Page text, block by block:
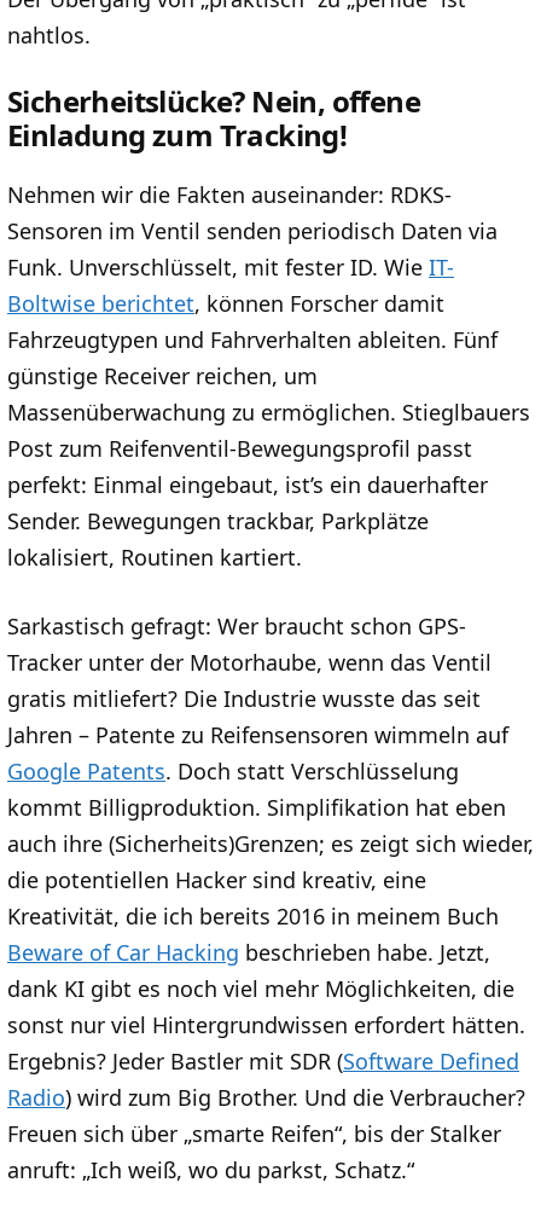
nahtlos.
Sicherheitslücke? Nein, offene
Einladung zum Tracking!
Nehmen wir die Fakten auseinander: RDKS-
Sensoren im Ventil senden periodisch Daten via
Funk. Unverschlüsselt, mit fester ID. Wie IT-
Boltwise berichtet, können Forscher damit
Fahrzeugtypen und Fahrverhalten ableiten. Fünf
günstige Receiver reichen, um
Massenüberwachung zu ermöglichen. Stieglbauers
Post zum Reifenventil-Bewegungsprofil passt
perfekt: Einmal eingebaut, ist’s ein dauerhafter
Sender. Bewegungen trackbar, Parkplätze
lokalisiert, Routinen kartiert.
Sarkastisch gefragt: Wer braucht schon GPS-
Tracker unter der Motorhaube, wenn das Ventil
gratis mitliefert? Die Industrie wusste das seit
Jahren – Patente zu Reifensensoren wimmeln auf
Google Patents. Doch statt Verschlüsselung
kommt Billigproduktion. Simplifikation hat eben
auch ihre (Sicherheits)Grenzen; es zeigt sich wieder,
die potentiellen Hacker sind kreativ, eine
Kreativität, die ich bereits 2016 in meinem Buch
Beware of Car Hacking beschrieben habe. Jetzt,
dank KI gibt es noch viel mehr Möglichkeiten, die
sonst nur viel Hintergrundwissen erfordert hätten.
Ergebnis? Jeder Bastler mit SDR (Software Defined
Radio) wird zum Big Brother. Und die Verbraucher?
Freuen sich über „smarte Reifen“, bis der Stalker
anruft: „Ich weiß, wo du parkst, Schatz.“